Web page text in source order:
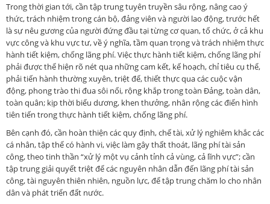
Trong thời gian tới, cần tập trung tuyên truyền sâu rộng, nâng cao ý
thức, trách nhiệm trong cán bộ, đảng viên và người lao động, trước hết
là sự nêu gương của người đứng đầu tại từng cơ quan, tổ chức, ở cả khu
vực công và khu vực tư, về ý nghĩa, tầm quan trọng và trách nhiệm thực
hành tiết kiệm, chống lãng phí. Việc thực hành tiết kiệm, chống lãng phí
phải được thể hiện rõ nét qua những cam kết, kế hoạch, chỉ tiêu cụ thể,
phải tiến hành thường xuyên, triệt để, thiết thực qua các cuộc vận
động, phong trào thi đua sôi nổi, rộng khắp trong toàn Đảng, toàn dân,
toàn quân; kịp thời biểu dương, khen thưởng, nhân rộng các điển hình
tiên tiến trong thực hành tiết kiệm, chống lãng phí.
Bên cạnh đó, cần hoàn thiện các quy định, chế tài, xử lý nghiêm khắc các
cá nhân, tập thể có hành vi, việc làm gây thất thoát, lãng phí tài sản
công, theo tinh thần “xử lý một vụ cảnh tỉnh cả vùng, cả lĩnh vực”; cần
tập trung giải quyết triệt để các nguyên nhân dẫn đến lãng phí tài sản
công, tài nguyên thiên nhiên, nguồn lực, để tập trung chăm lo cho nhân
dân và phát triển đất nước.